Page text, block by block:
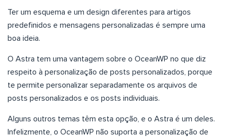
Ter um esquema e um design diferentes para artigos
predefinidos e mensagens personalizadas é sempre uma
boa ideia.
O Astra tem uma vantagem sobre o OceanWP no que diz
respeito à personalização de posts personalizados, porque
te permite personalizar separadamente os arquivos de
posts personalizados e os posts individuais.
Alguns outros temas têm esta opção, e o Astra é um deles.
Infelizmente, o OceanWP não suporta a personalização de